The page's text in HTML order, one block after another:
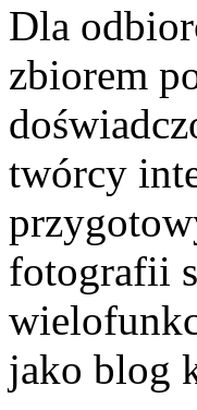
Dla
zbiorem
twórcy
fotografii
jako blog